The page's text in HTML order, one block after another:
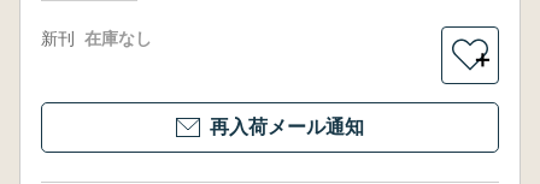
新刊 在庫なし
＋
再入荷メール通知